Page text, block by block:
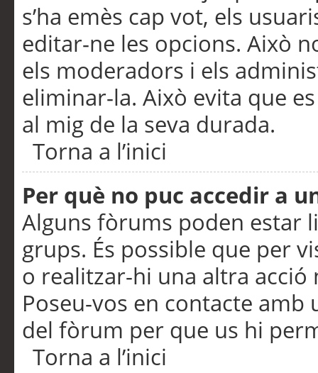
s’ha emès cap vot, els
editar-ne les opcions. Això
els moderadors i els
eliminar-la. Això evita que
al mig de la seva durada.
Torna a l’inici
Per què no puc accedir a
Alguns fòrums poden estar
grups. És possible que per
o realitzar-hi una altra acció
Poseu-vos en contacte
del fòrum per que us hi
Torna a l’inici